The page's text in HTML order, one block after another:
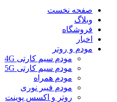
صفحه نخست
وبلاگ
فروشگاه
اخبار
مودم و روتر
مودم سیم کارتی 4G
مودم سیم کارتی 5G
مودم همراه
مودم فیبر نوری
روتر و اکسس پوینت